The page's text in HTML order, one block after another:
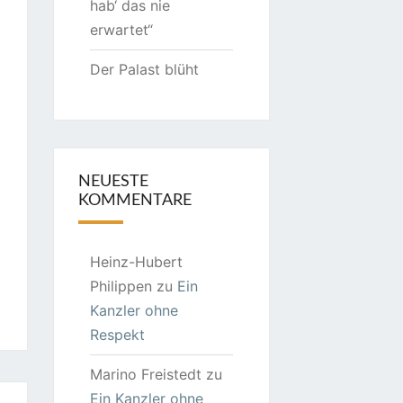
hab‘ das nie
erwartet“
Der Palast blüht
NEUESTE
KOMMENTARE
Heinz-Hubert
Philippen zu Ein
Kanzler ohne
Respekt
Marino Freistedt zu
Ein Kanzler ohne